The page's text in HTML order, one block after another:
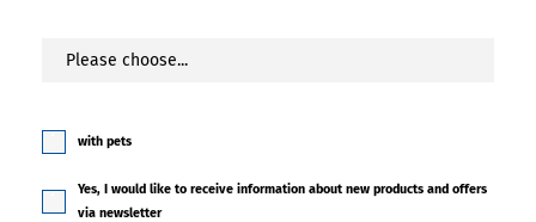
with pets
Yes, I would like to receive information about new products and offers
via newsletter